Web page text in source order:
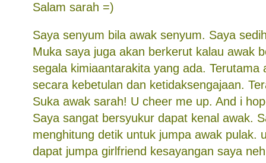
Salam sarah =)
Saya senyum bila awak senyum. Saya
Muka saya juga akan berkerut kalau awak
segala kimiaantarakita yang ada. Terutama
secara kebetulan dan ketidaksengajaan.
Suka awak sarah! U cheer me up. And i
Saya sangat bersyukur dapat kenal awak.
menghitung detik untuk jumpa awak pulak.
dapat jumpa girlfriend kesayangan saya